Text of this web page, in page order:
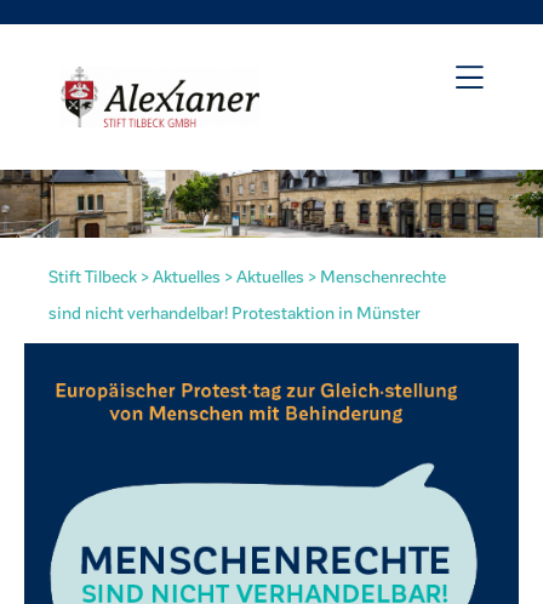
Stift Tilbeck >Aktuelles >Aktuelles > Menschenrechte
sind nicht verhandelbar! Protestaktion in Münster